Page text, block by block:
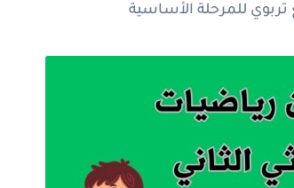
للمرحلة الأساسية